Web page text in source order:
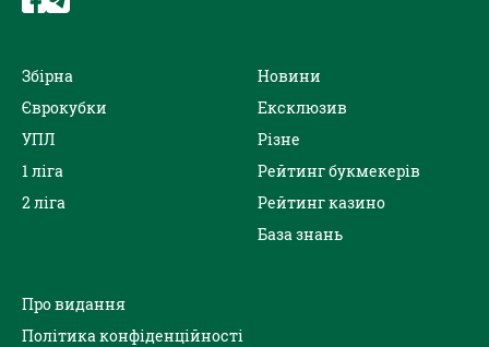
Збірна
Єврокубки
УПЛ
1 ліга
2 ліга
Новини
Ексклюзив
Різне
Рейтинг букмекерів
Рейтинг казино
База знань
Про видання
Політика конфіденційності